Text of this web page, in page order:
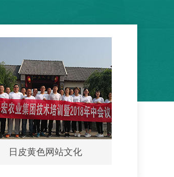
日皮黄色网站文化